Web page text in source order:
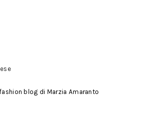
blog di Marzia Amaranto